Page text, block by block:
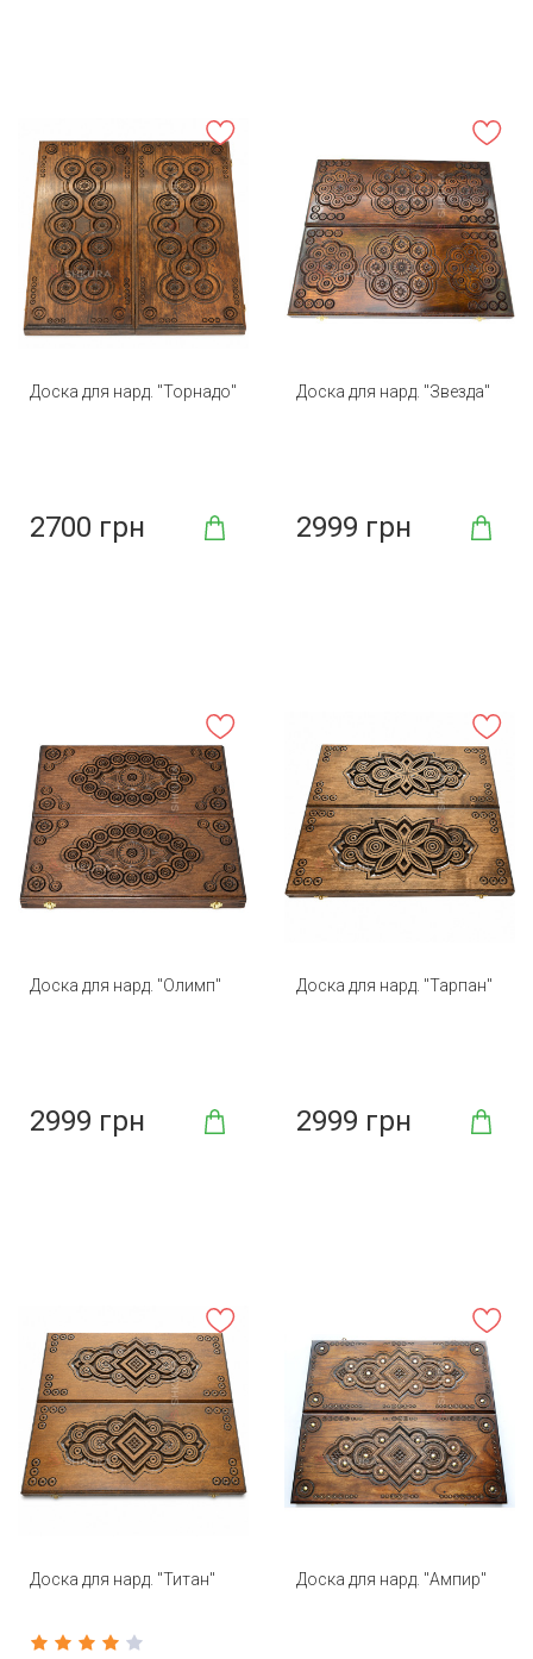
Доска для нард. "Торнадо"
2700 грн
Доска для нард. "Звезда"
2999 грн
Доска для нард. "Олимп"
2999 грн
Доска для нард. "Тарпан"
2999 грн
Доска для нард. "Титан" Доска для нард. "Ампир"